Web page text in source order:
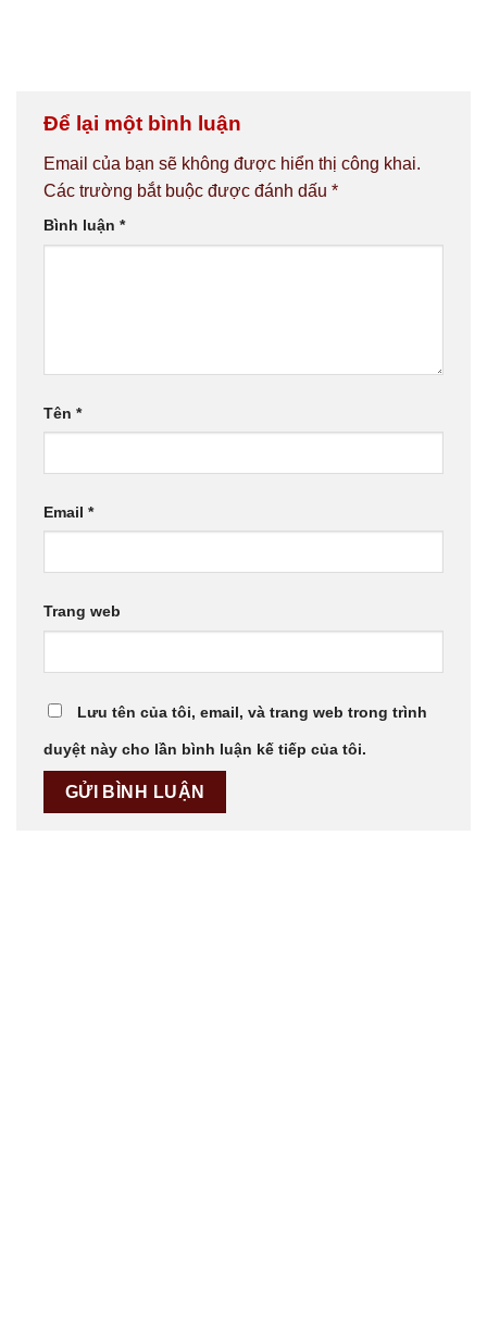
Để lại một bình luận
Email của bạn sẽ không được hiển thị công khai.
Các trường bắt buộc được đánh dấu *
Bình luận *
Tên *
Email *
Trang web
Lưu tên của tôi, email, và trang web trong trình
duyệt này cho lần bình luận kế tiếp của tôi.